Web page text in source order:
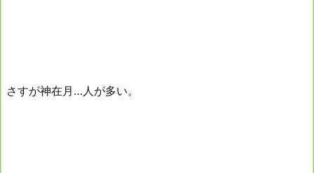
さすが神在月…人が多い。